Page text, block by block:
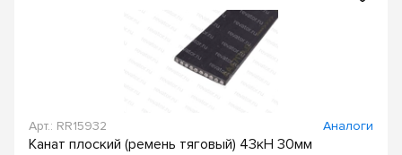
Арт.: RR15932 Аналоги
Канат плоский (ремень тяговый) 43кН 30мм